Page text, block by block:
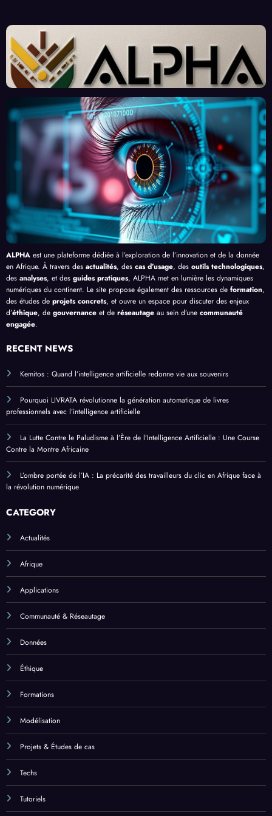
ées :
Un
Nouv
eau
Front
contr
e le
Palud
isme
Afriq
ue
Afric
ains :
Enjeu
x et
Prom
esses
, au-
delà
de
Bang
ui
d’Ex
perts
Redé
finiss
ent
l’Effi
cacit
é de
l’IA
dex
Révol
ution
né
par
l’Inte
lligen
ce
Artifi
cielle
ALPHA est une plateforme dédiée à l’exploration de l’innovation et de la donnée
en Afrique. À travers des actualités, des cas d’usage, des outils technologiques,
des analyses, et des guides pratiques, ALPHA met en lumière les dynamiques
numériques du continent. Le site propose également des ressources de formation,
des études de projets concrets, et ouvre un espace pour discuter des enjeux
d’éthique, de gouvernance et de réseautage au sein d’une communauté
engagée.
RECENT NEWS
Kemitos : Quand l’intelligence artificielle redonne vie aux souvenirs
Pourquoi LIVRATA révolutionne la génération automatique de livres
professionnels avec l’intelligence artificielle
La Lutte Contre le Paludisme à l’Ère de l’Intelligence Artificielle : Une Course
Contre la Montre Africaine
L’ombre portée de l’IA : La précarité des travailleurs du clic en Afrique face à
la révolution numérique
CATEGORY
Actualités
Afrique
Applications
Communauté & Réseautage
Données
Éthique
Formations
Modélisation
Projets & Études de cas
Techs
Tutoriels